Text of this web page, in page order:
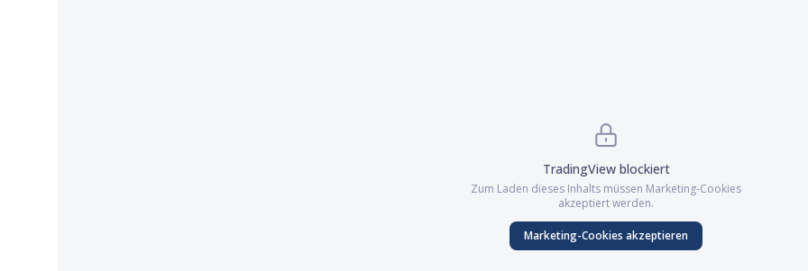
TradingViewblockiert
Zum Laden dieses Inhalts müssen Marketing-Cookies
akzeptiert werden.
Marketing-Cookies akzeptieren